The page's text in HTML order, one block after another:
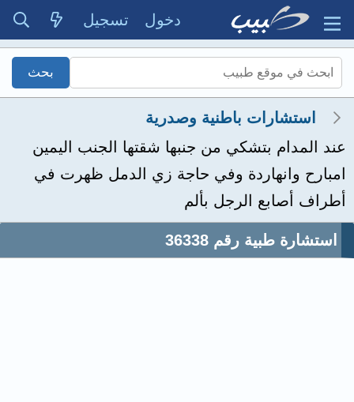
دخول تسجيل
استشارات باطنية وصدرية
عند المدام بتشكي من جنبها شقتها الجنب اليمين
امبارح وانهاردة وفي حاجة زي الدمل ظهرت في
أطراف أصابع الرجل بألم
استشارة طبية رقم 36338